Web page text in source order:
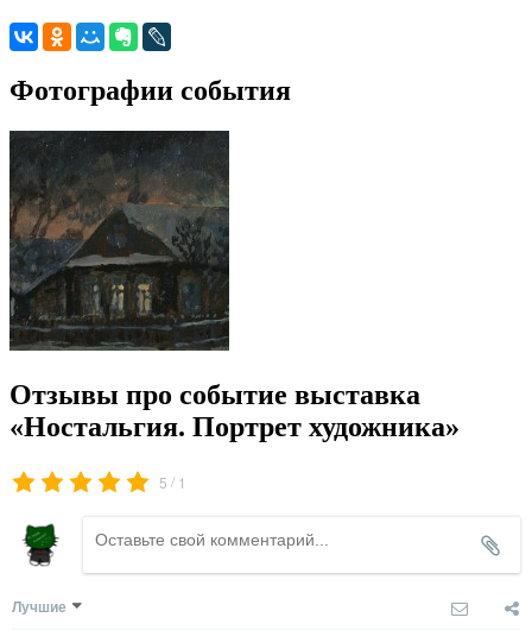
Фотографии события
Отзывы про событие выставка
«Ностальгия. Портрет художника»
5 / 1
Лучшие